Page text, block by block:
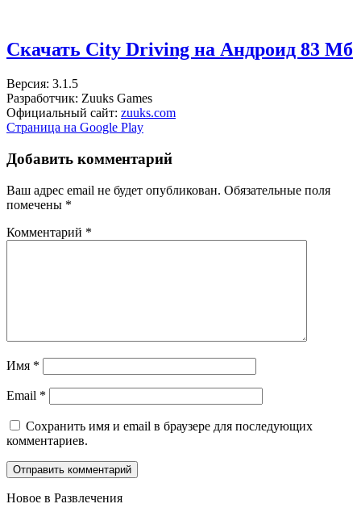
Скачать City Driving на Андроид 83 Мб
Версия: 3.1.5
Разработчик: Zuuks Games
Официальный сайт: zuuks.com
Страница на Google Play
Добавить комментарий
Ваш адрес email не будет опубликован. Обязательные поля
помечены *
Комментарий *
Имя *
Email *
Сохранить имя и email в браузере для последующих
комментариев.
Новое в Развлечения